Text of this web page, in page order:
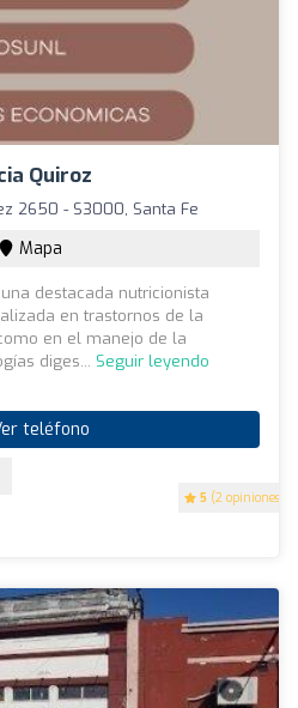
Quiroz
5 (2 opiniones)
2650 - S3000, Santa Fe
Mapa
destacada nutricionista
en trastornos de la
en el manejo de la
diges... Seguir leyendo
teléfono